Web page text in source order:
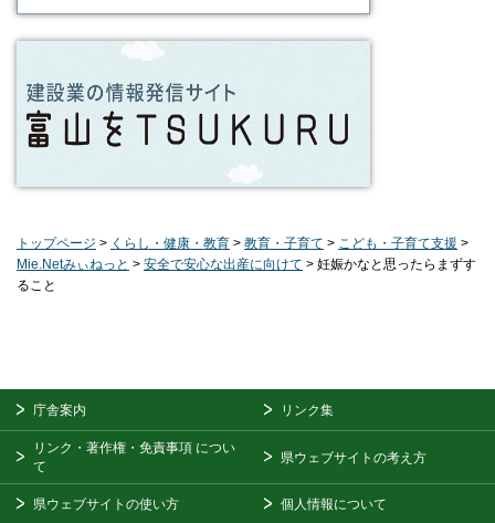
トップページ > くらし・健康・教育 > 教育・子育て > こども・子育て支援 >
Mie.Netみぃねっと > 安全で安心な出産に向けて > 妊娠かなと思ったらまずす
ること
庁舎案内 リンク集
リンク・著作権・免責事項 につい
て
県ウェブサイトの考え方
県ウェブサイトの使い方 個人情報について